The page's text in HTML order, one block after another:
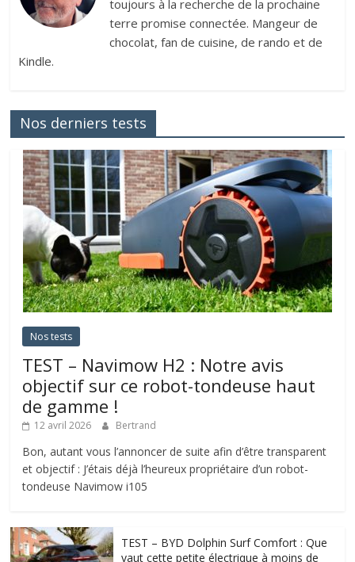
toujours à la recherche de la prochaine
terre promise connectée. Mangeur de
chocolat, fan de cuisine, de rando et de
Kindle.
Nos derniers tests
Nos tests
TEST – Navimow H2 : Notre avis
objectif sur ce robot-tondeuse haut
de gamme !
12 avril 2026 Bertrand
Bon, autant vous l’annoncer de suite afin d’être transparent
et objectif : J’étais déjà l’heureux propriétaire d’un robot-
tondeuse Navimow i105
TEST – BYD Dolphin Surf Comfort : Que
vaut cette petite électrique à moins de